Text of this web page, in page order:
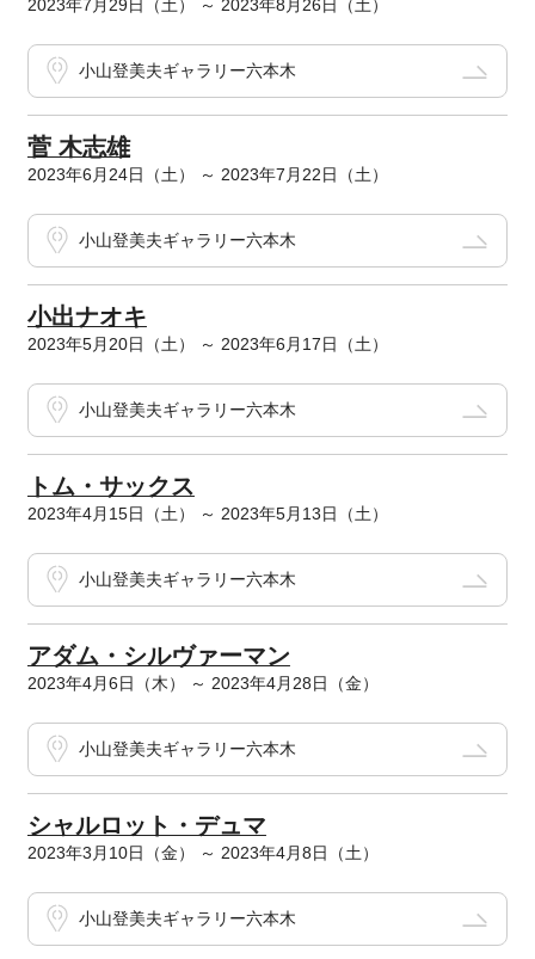
2023年7月29日（土） ～ 2023年8月26日（土）
小山登美夫ギャラリー六本木
菅 木志雄
2023年6月24日（土） ～ 2023年7月22日（土）
小山登美夫ギャラリー六本木
小出ナオキ
2023年5月20日（土） ～ 2023年6月17日（土）
小山登美夫ギャラリー六本木
トム・サックス
2023年4月15日（土） ～ 2023年5月13日（土）
小山登美夫ギャラリー六本木
アダム・シルヴァーマン
2023年4月6日（木） ～ 2023年4月28日（金）
小山登美夫ギャラリー六本木
シャルロット・デュマ
2023年3月10日（金） ～ 2023年4月8日（土）
小山登美夫ギャラリー六本木